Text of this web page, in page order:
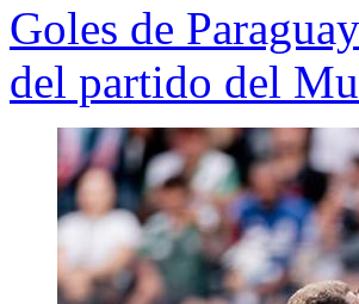
Goles de
del partido del